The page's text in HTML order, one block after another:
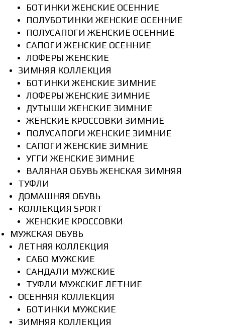
БОТИНКИ ЖЕНСКИЕ ОСЕННИЕ
ПОЛУБОТИНКИ ЖЕНСКИЕ ОСЕННИЕ
ПОЛУСАПОГИ ЖЕНСКИЕ ОСЕННИЕ
САПОГИ ЖЕНСКИЕ ОСЕННИЕ
ЛОФЕРЫ ЖЕНСКИЕ
ЗИМНЯЯ КОЛЛЕКЦИЯ
БОТИНКИ ЖЕНСКИЕ ЗИМНИЕ
ЛОФЕРЫ ЖЕНСКИЕ ЗИМНИЕ
ДУТЫШИ ЖЕНСКИЕ ЗИМНИЕ
ЖЕНСКИЕ КРОССОВКИ ЗИМНИЕ
ПОЛУСАПОГИ ЖЕНСКИЕ ЗИМНИЕ
САПОГИ ЖЕНСКИЕ ЗИМНИЕ
УГГИ ЖЕНСКИЕ ЗИМНИЕ
ВАЛЯНАЯ ОБУВЬ ЖЕНСКАЯ ЗИМНЯЯ
ТУФЛИ
ДОМАШНЯЯ ОБУВЬ
КОЛЛЕКЦИЯ SPORT
ЖЕНСКИЕ КРОССОВКИ
МУЖСКАЯ ОБУВЬ
ЛЕТНЯЯ КОЛЛЕКЦИЯ
САБО МУЖСКИЕ
САНДАЛИ МУЖСКИЕ
ТУФЛИ МУЖСКИЕ ЛЕТНИЕ
ОСЕННЯЯ КОЛЛЕКЦИЯ
БОТИНКИ МУЖСКИЕ
ЗИМНЯЯ КОЛЛЕКЦИЯ